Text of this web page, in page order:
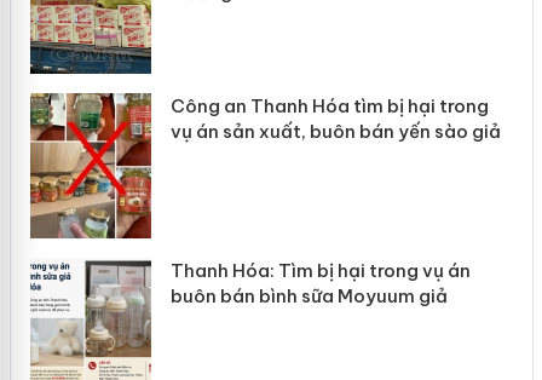
Công an Thanh Hóa tìm bị hại trong
vụ án sản xuất, buôn bán yến sào giả
Thanh Hóa: Tìm bị hại trong vụ án
buôn bán bình sữa Moyuum giả